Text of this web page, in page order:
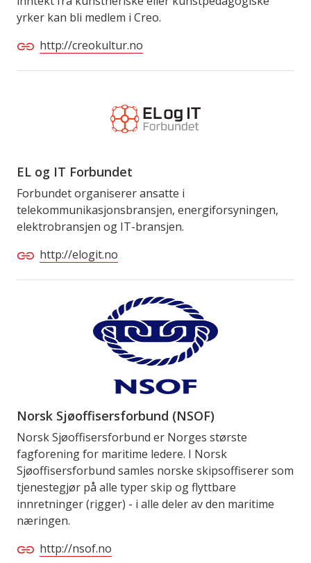
yrker kan bli medlem i Creo.
http://creokultur.no
EL og IT Forbundet
Forbundet organiserer ansatte i
telekommunikasjonsbransjen, energiforsyningen,
elektrobransjen og IT-bransjen.
http://elogit.no
Norsk Sjøoffisersforbund (NSOF)
Norsk Sjøoffisersforbund er Norges største
fagforening for maritime ledere. I Norsk
Sjøoffisersforbund samles norske skipsoffiserer som
tjenestegjør på alle typer skip og flyttbare
innretninger (rigger) - i alle deler av den maritime
næringen.
http://nsof.no